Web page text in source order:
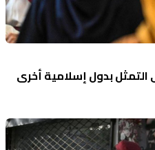
التمثل بدول إسلامية أخرى